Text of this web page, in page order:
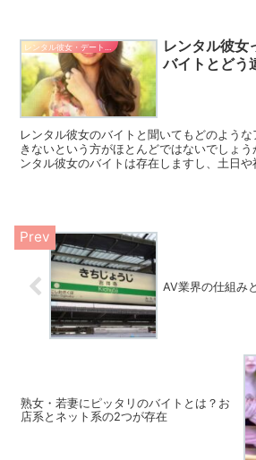
レンタル彼女
バイトとどう
レンタル彼女のバイトと聞いてもどのよう
きないという方がほとんどではないでしょ
ンタル彼女のバイトは存在しますし、土日
AV業界の仕組み
熟女・若妻にピッタリのバイトとは？お
店系とネット系の2つが存在